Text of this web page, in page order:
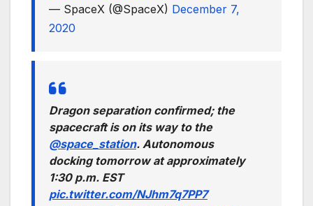
— SpaceX (@SpaceX) December 7,
2020
Dragon separation confirmed; the
spacecraft is on its way to the
@space_station. Autonomous
docking tomorrow at approximately
1:30 p.m. EST
pic.twitter.com/NJhm7q7PP7